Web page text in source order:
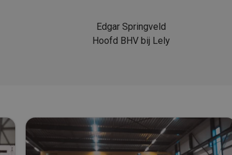
Edgar Springveld
Hoofd BHV bij Lely